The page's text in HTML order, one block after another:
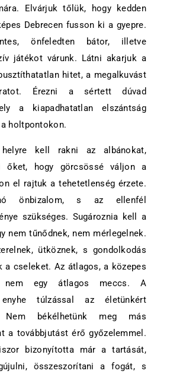
Elvárjuk tőlük, hogy kedden
Debrecen fusson ki a gyepre.
önfeledten bátor, illetve
játékot várunk. Látni akarjuk a
hitet, a megalkuvást
Érezni a sértett dúvad
a kiapadhatatlan elszántság
holtpontokon.
kell rakni az albánokat,
őket, hogy görcsössé váljon a
el rajtuk a tehetetlenség érzete.
önbizalom, s az ellenfél
szükséges. Sugároznia kell a
nem tűnődnek, nem mérlegelnek.
ütköznek, s gondolkodás
a cseleket. Az átlagos, a közepes
nem egy átlagos meccs. A
enyhe túlzással az életünkért
Nem békélhetünk meg más
a továbbjutást érő győzelemmel.
bizonyította már a tartását,
összeszorítani a fogát, s